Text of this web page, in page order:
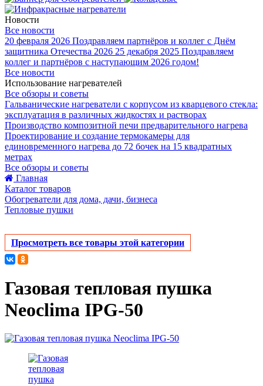
Новости
Все новости
20 февраля 2026 Поздравляем партнёров и коллег с Днём
защитника Отечества 2026 25 декабря 2025 Поздравляем
коллег и партнёров с наступающим 2026 годом!
Все новости
Использование нагревателей
Все обзоры и советы
Гальванические нагреватели с корпусом из кварцевого стекла:
эксплуатация в различных жидкостях и растворах
Производство композитной печи предварительного нагрева
Проектирование и создание термокамеры для
единовременного нагрева до 72 бочек на 15 квадратных
метрах
Все обзоры и советы
Главная
Каталог товаров
Обогреватели для дома, дачи, бизнеса
Тепловые пушки
Просмотреть все товары этой категории
Газовая тепловая пушка
Neoclima IPG-50